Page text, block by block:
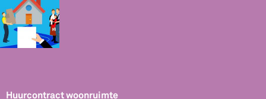
Huurcontract woonruimte